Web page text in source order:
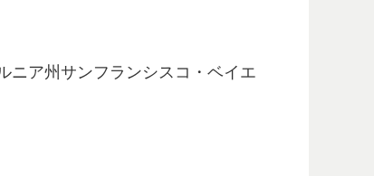
ニア州サンフランシスコ・ベイエ